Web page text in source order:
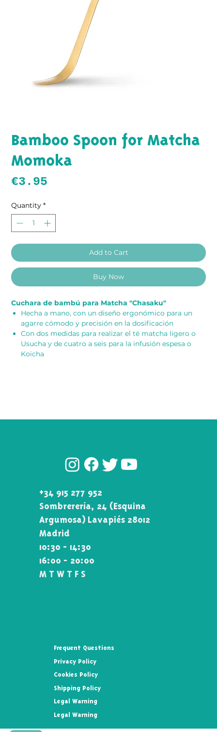
Bamboo Spoon for Matcha
Momoka
€3.95
Quantity *
Add to Cart
Buy Now
Cuchara de bambú para Matcha "Chasaku"
Hecha a mano, con un diseño ergonómico para un
agarre cómodo y precisión en la dosificación
Con dos medidas para realizar el té matcha ligero o
Usucha y de cuatro a seis para la infusión espesa o
Koicha
+34 915 277 952
Sombrerería, 24 (Esquina\
Argumosa) Lavapiés 28012
Madrid
10:30 - 14:30
16:00 - 20:00
M T W T F S
Frequent Questions
Privacy Policy
Cookies Policy
Shipping Policy
Legal Warning
Legal Warning